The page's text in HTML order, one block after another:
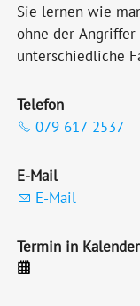
Sie lernen wie
ohne der
unterschiedliche
Telefon
079 617 2537
E-Mail
E-Mail
Termin in